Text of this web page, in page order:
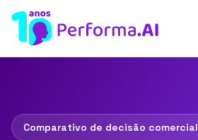
Comparativo de decisão comercial